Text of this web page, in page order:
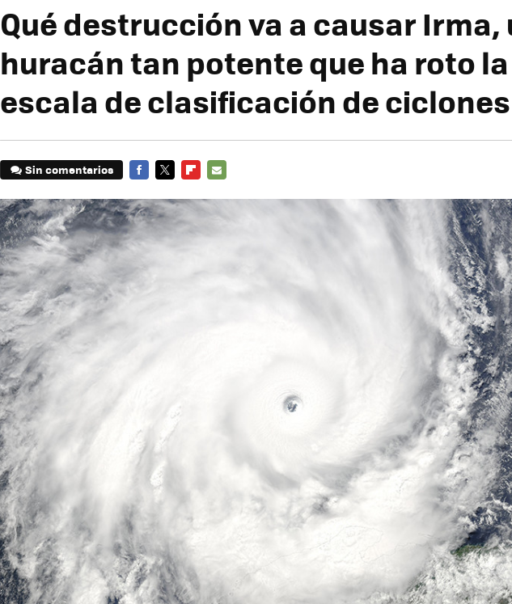
Qué destrucción va a causar Irma,
huracán tan potente que ha roto la
escala de clasificación de ciclones
Sin comentarios